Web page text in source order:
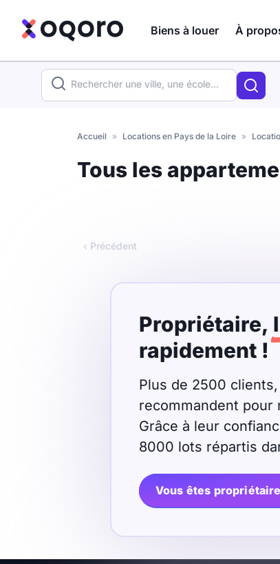
Biens à louer À
Votre
Résidence étudiante
Non meublé
€
recherche
Accueil » Locations en Pays de la Loire »
Tous les
‹ Précédent
Propriétaire,
rapidement !
Plus de 2500
recommandent
Grâce à leur
8000 lots répartis
Vous êtes